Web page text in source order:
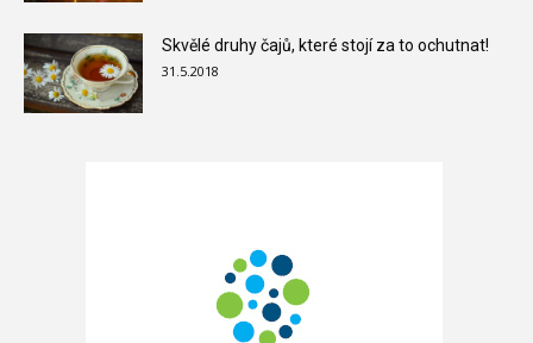
Skvělé druhy čajů, které stojí za to ochutnat!
31.5.2018